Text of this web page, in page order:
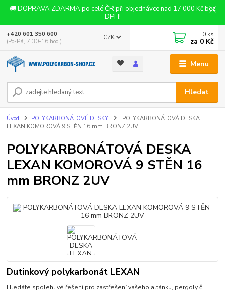
🚚 DOPRAVA ZDARMA po celé ČR při objednávce nad 17 000 Kč bez
DPH!
Menu
CZK
Hledat
+420 601 350 600
(Po-Pá, 7:30-16 hod.)
0 ks
za 0 Kč
Úvod POLYKARBONÁTOVÉ DESKY
POLYKARBONÁTOVÁ DESKA
LEXAN KOMOROVÁ 9 STĚN 16 mm BRONZ 2UV
POLYKARBONÁTOVÁ DESKA
LEXAN KOMOROVÁ 9 STĚN 16
mm BRONZ 2UV
Dutinkový polykarbonát LEXAN
Hledáte spolehlivé řešení pro zastřešení vašeho altánku, pergoly či